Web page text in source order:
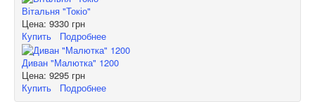
Вітальня "Токіо"
Цена: 9330 грн
Купить
Подробнее
Диван "Малютка" 1200
Цена: 9295 грн
Купить
Подробнее